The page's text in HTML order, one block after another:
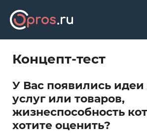
Концепт-тест
У Вас появились
услуг или товаров,
жизнеспособность
хотите оценить?